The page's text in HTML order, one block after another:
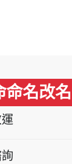
命名改名